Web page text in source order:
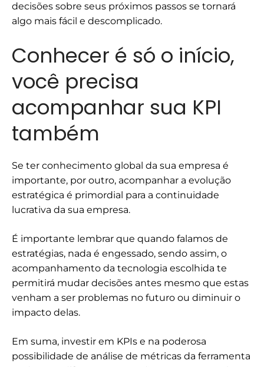
decisões sobre seus próximos passos se tornará
algo mais fácil e descomplicado.
Conhecer é só o início,
você precisa
acompanhar sua KPI
também
Se ter conhecimento global da sua empresa é
importante, por outro, acompanhar a evolução
estratégica é primordial para a continuidade
lucrativa da sua empresa.
É importante lembrar que quando falamos de
estratégias, nada é engessado, sendo assim, o
acompanhamento da tecnologia escolhida te
permitirá mudar decisões antes mesmo que estas
venham a ser problemas no futuro ou diminuir o
impacto delas.
Em suma, investir em KPIs e na poderosa
possibilidade de análise de métricas da ferramenta